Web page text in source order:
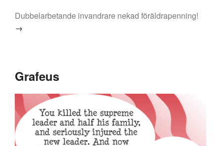
Dubbelarbetande invandrare nekad föräldrapenning!
→
Grafeus